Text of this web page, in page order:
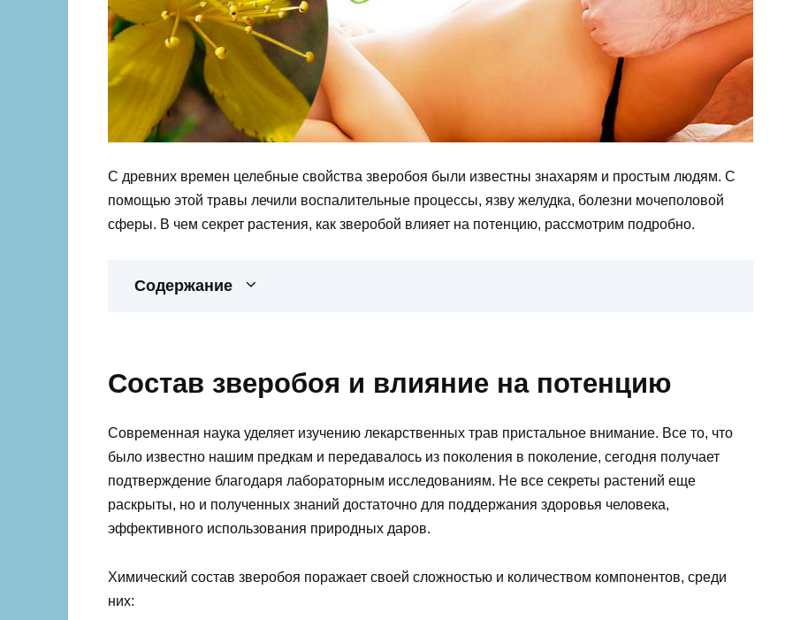
С древних времен целебные свойства зверобоя были известны знахарям и простым людям. С
помощью этой травы лечили воспалительные процессы, язву желудка, болезни мочеполовой
сферы. В чем секрет растения, как зверобой влияет на потенцию, рассмотрим подробно.
Содержание
Состав зверобоя и влияние на потенцию
Современная наука уделяет изучению лекарственных трав пристальное внимание. Все то, что
было известно нашим предкам и передавалось из поколения в поколение, сегодня получает
подтверждение благодаря лабораторным исследованиям. Не все секреты растений еще
раскрыты, но и полученных знаний достаточно для поддержания здоровья человека,
эффективного использования природных даров.
Химический состав зверобоя поражает своей сложностью и количеством компонентов, среди
них: